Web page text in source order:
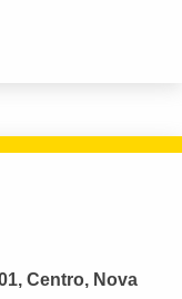
Centro, Nova